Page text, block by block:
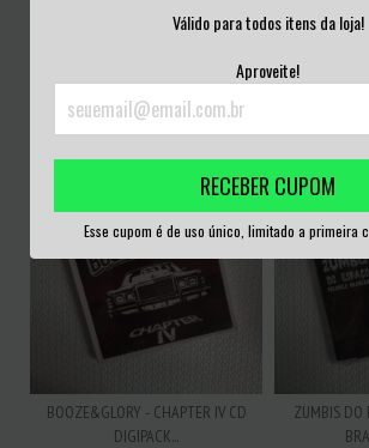
Válido para todos itens da loja!
Aproveite!
RECEBER CUPOM
Esse cupom é de uso único, limitado a primeira
THE ELDER C...
3x deR$16,67sem juros
BOOZE&GLORY - CHAPTER IV CD
DIGIPACK...
ZUMBIS DO